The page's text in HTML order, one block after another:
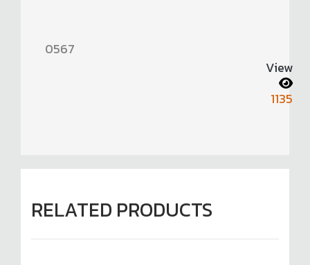
0567
View
1135
RELATED PRODUCTS